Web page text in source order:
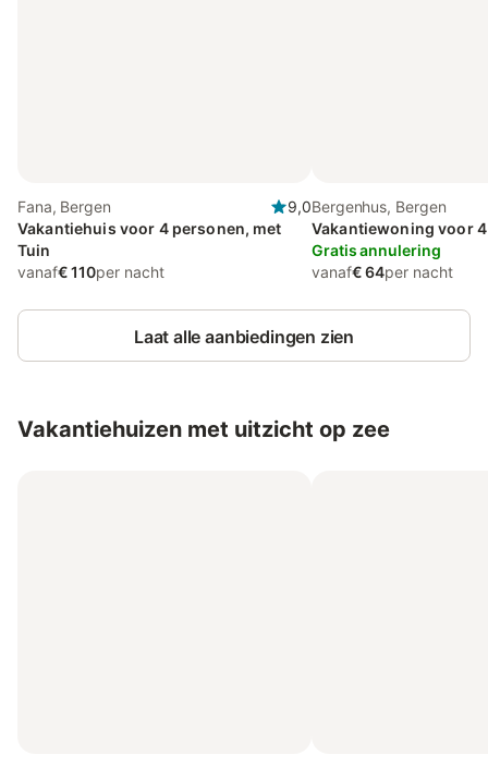
Fana, Bergen
9,0
Vakantiehuis voor 4 personen, met
Tuin
vanaf€ 110per nacht
Bergenhus, Bergen
Vakantiewoning voor
Gratis annulering
vanaf€ 64per nacht
Laat alle aanbiedingen zien
Vakantiehuizen met uitzicht op zee